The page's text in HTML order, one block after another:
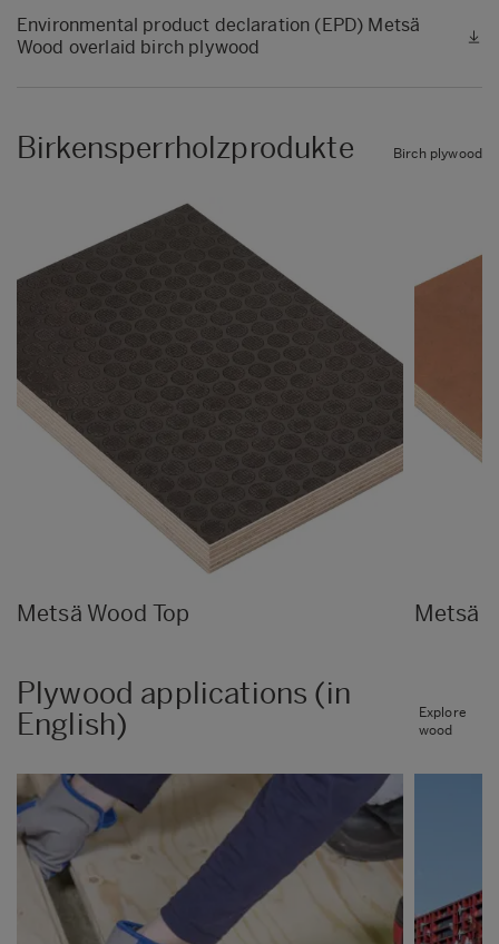
Environmental product declaration (EPD) Metsä
Wood overlaid birch plywood
Birkensperrholzprodukte Birch plywood
Metsä Wood Top Metsä
Plywood applications (in
English)
Explore
wood